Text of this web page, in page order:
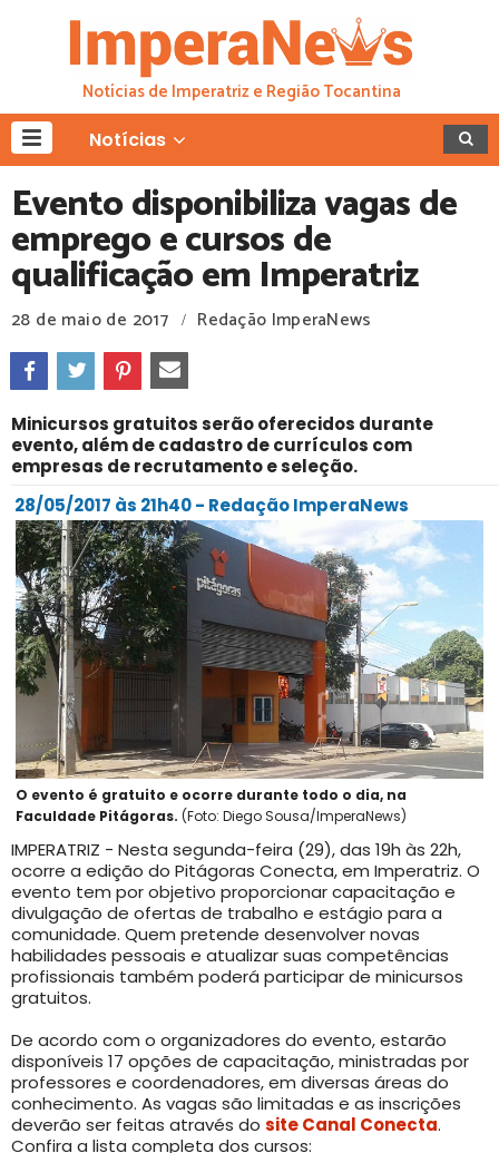
Notícias de Imperatriz e Região Tocantina
Notícias
Evento disponibiliza vagas de
emprego e cursos de
qualificação em Imperatriz
28 de maio de 2017 / Redação ImperaNews
Minicursos gratuitos serão oferecidos durante
evento, além de cadastro de currículos com
empresas de recrutamento e seleção.
28/05/2017 às 21h40 - Redação ImperaNews
O evento é gratuito e ocorre durante todo o dia, na
Faculdade Pitágoras. (Foto: Diego Sousa/ImperaNews)
IMPERATRIZ - Nesta segunda-feira (29), das 19h às 22h,
ocorre a edição do Pitágoras Conecta, em Imperatriz. O
evento tem por objetivo proporcionar capacitação e
divulgação de ofertas de trabalho e estágio para a
comunidade. Quem pretende desenvolver novas
habilidades pessoais e atualizar suas competências
profissionais também poderá participar de minicursos
gratuitos.
De acordo com o organizadores do evento, estarão
disponíveis 17 opções de capacitação, ministradas por
professores e coordenadores, em diversas áreas do
conhecimento. As vagas são limitadas e as inscrições
deverão ser feitas através do site Canal Conecta.
Confira a lista completa dos cursos: